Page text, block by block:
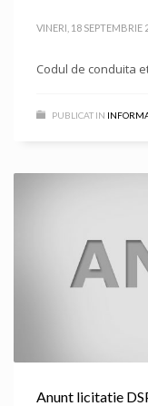
VINERI, 18 SEPTEMBRIE
Codul de conduita
PUBLICAT IN
Anunt licitatie